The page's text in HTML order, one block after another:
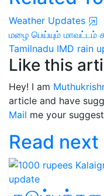
Weather Updates
மழை பெய்யும் மாவட்டம்
Tamilnadu IMD rain
Like this
Hey! I am
article and have
Mail me your
Read next